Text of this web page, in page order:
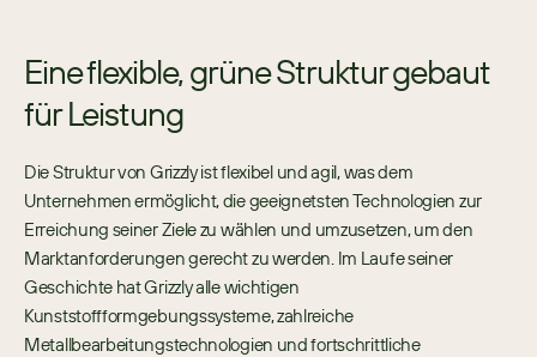
Eine flexible, grüne Struktur gebaut
für Leistung
Die Struktur von Grizzly ist flexibel und agil, was dem
Unternehmen ermöglicht, die geeignetsten Technologien zur
Erreichung seiner Ziele zu wählen und umzusetzen, um den
Marktanforderungen gerecht zu werden. Im Laufe seiner
Geschichte hat Grizzly alle wichtigen
Kunststoffformgebungssysteme, zahlreiche
Metallbearbeitungstechnologien und fortschrittliche